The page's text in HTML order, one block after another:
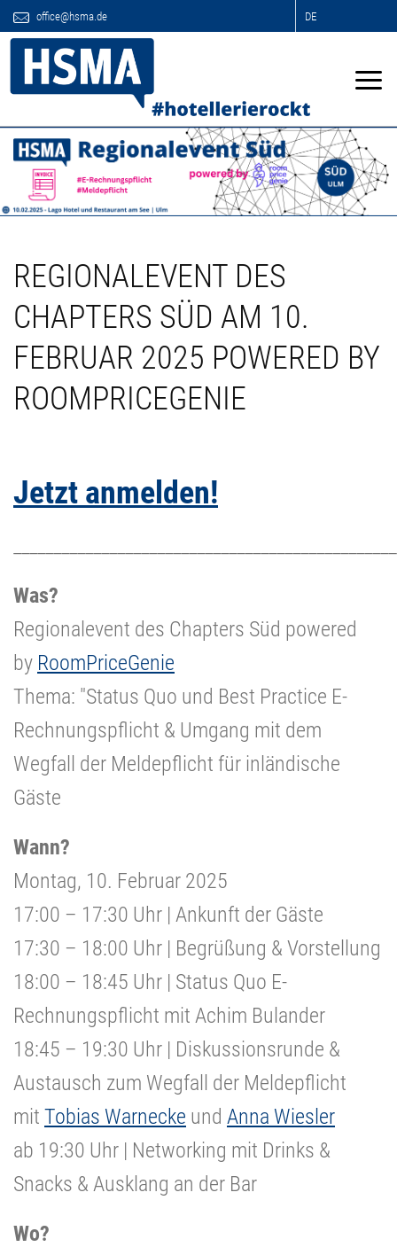
office@hsma.de DE
REGIONALEVENT DES
CHAPTERS SÜD AM 10.
FEBRUAR 2025 POWERED BY
ROOMPRICEGENIE
Jetzt anmelden!
Was?
Regionalevent des Chapters Süd powered
by RoomPriceGenie
Thema: "Status Quo und Best Practice E-
Rechnungspflicht & Umgang mit dem
Wegfall der Meldepflicht für inländische
Gäste
Wann?
Montag, 10. Februar 2025
17:00 – 17:30 Uhr | Ankunft der Gäste
17:30 – 18:00 Uhr | Begrüßung & Vorstellung
18:00 – 18:45 Uhr | Status Quo E-
Rechnungspflicht mit Achim Bulander
18:45 – 19:30 Uhr | Diskussionsrunde &
Austausch zum Wegfall der Meldepflicht
mit Tobias Warnecke und Anna Wiesler
ab 19:30 Uhr | Networking mit Drinks &
Snacks & Ausklang an der Bar
Wo?